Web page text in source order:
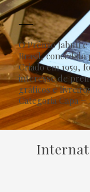
O Prêmio Jabuti
Brasil, concedido
Criado em 1959,
interesse de
gráficos e
Categoria Capa −